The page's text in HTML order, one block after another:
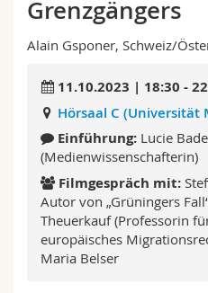
Math.-Nat. und Med. Fak.
Mitarbeitende
Webmail
MyUnifr
Grenzgängers
Alain Gsponer, Schweiz/
11.10.2023 | 18:30 -
Hörsaal C (Universität
Einführung: Lucie
(Medienwissenschafterin)
Filmgespräch mit:
Autor von „Grüningers
Theuerkauf (Professorin
europäisches
Maria Belser